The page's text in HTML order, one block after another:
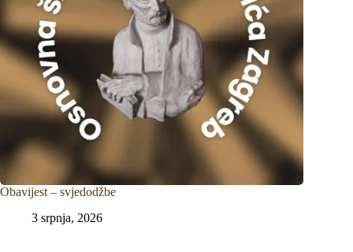
Obavijest – svjedodžbe
3 srpnja, 2026